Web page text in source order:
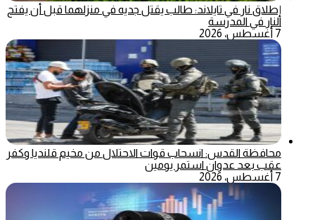
إطلاق نار في تايلاند: طالب يقتل جديه في منزلهما قبل أن يفتح
النار في المدرسة
7 أغسطس، 2026
محافظة القدس: انسحاب قوات الاحتلال من مخيم قلنديا وكفر
عقب بعد عدوان استمر يومين
7 أغسطس، 2026